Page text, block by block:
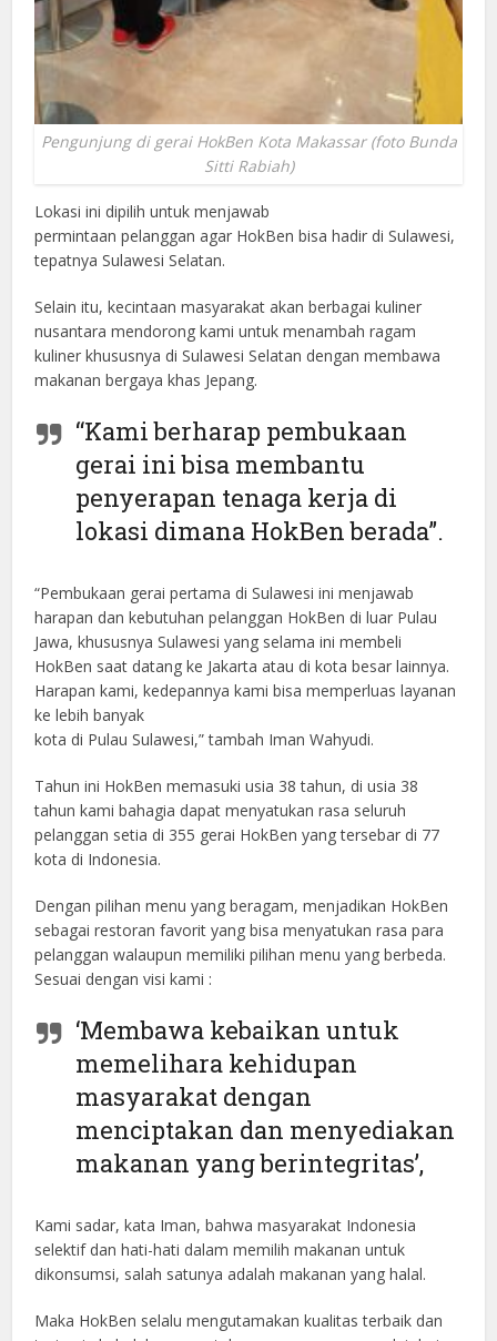
Pengunjung di gerai HokBen Kota Makassar (foto Bunda
Sitti Rabiah)
Lokasi ini dipilih untuk menjawab
permintaan pelanggan agar HokBen bisa hadir di Sulawesi,
tepatnya Sulawesi Selatan.
Selain itu, kecintaan masyarakat akan berbagai kuliner
nusantara mendorong kami untuk menambah ragam
kuliner khususnya di Sulawesi Selatan dengan membawa
makanan bergaya khas Jepang.
“Kami berharap pembukaan
gerai ini bisa membantu
penyerapan tenaga kerja di
lokasi dimana HokBen berada”.
“Pembukaan gerai pertama di Sulawesi ini menjawab
harapan dan kebutuhan pelanggan HokBen di luar Pulau
Jawa, khususnya Sulawesi yang selama ini membeli
HokBen saat datang ke Jakarta atau di kota besar lainnya.
Harapan kami, kedepannya kami bisa memperluas layanan
ke lebih banyak
kota di Pulau Sulawesi,” tambah Iman Wahyudi.
Tahun ini HokBen memasuki usia 38 tahun, di usia 38
tahun kami bahagia dapat menyatukan rasa seluruh
pelanggan setia di 355 gerai HokBen yang tersebar di 77
kota di Indonesia.
Dengan pilihan menu yang beragam, menjadikan HokBen
sebagai restoran favorit yang bisa menyatukan rasa para
pelanggan walaupun memiliki pilihan menu yang berbeda.
Sesuai dengan visi kami :
‘Membawa kebaikan untuk
memelihara kehidupan
masyarakat dengan
menciptakan dan menyediakan
makanan yang berintegritas’,
Kami sadar, kata Iman, bahwa masyarakat Indonesia
selektif dan hati-hati dalam memilih makanan untuk
dikonsumsi, salah satunya adalah makanan yang halal.
Maka HokBen selalu mengutamakan kualitas terbaik dan